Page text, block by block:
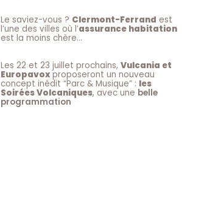
Le saviez-vous ? Clermont-Ferrand est
l’une des villes où l’assurance habitation
est la moins chère…
Les 22 et 23 juillet prochains, Vulcania et
Europavox proposeront un nouveau
concept inédit “Parc & Musique” : les
Soirées Volcaniques, avec une belle
programmation